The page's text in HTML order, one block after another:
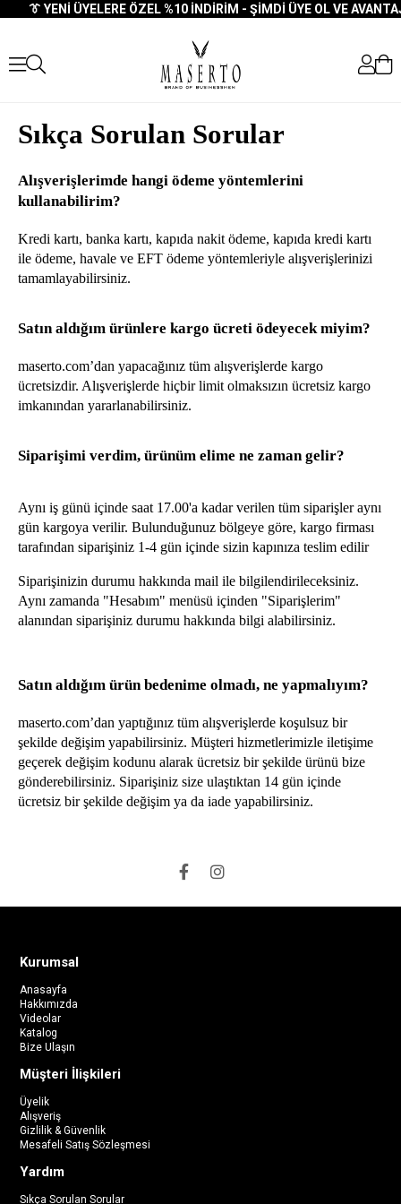
👔 YENI ÜYELERE ÖZEL %10 İNDIRIM - ŞIMDI ÜYE OL VE
Sıkça Sorulan Sorular
Alışverişlerimde hangi ödeme yöntemlerini
kullanabilirim?
Kredi kartı, banka kartı, kapıda nakit ödeme, kapıda kredi kartı
ile ödeme, havale ve EFT ödeme yöntemleriyle alışverişlerinizi
tamamlayabilirsiniz.
Satın aldığım ürünlere kargo ücreti ödeyecek miyim?
maserto.com’dan yapacağınız tüm alışverişlerde kargo
ücretsizdir. Alışverişlerde hiçbir limit olmaksızın ücretsiz kargo
imkanından yararlanabilirsiniz.
Siparişimi verdim, ürünüm elime ne zaman gelir?
Aynı iş günü içinde saat 17.00'a kadar verilen tüm siparişler aynı
gün kargoya verilir. Bulunduğunuz bölgeye göre, kargo firması
tarafından siparişiniz 1-4 gün içinde sizin kapınıza teslim edilir
Siparişinizin durumu hakkında mail ile bilgilendirileceksiniz.
Aynı zamanda "Hesabım" menüsü içinden "Siparişlerim"
alanından siparişiniz durumu hakkında bilgi alabilirsiniz.
Satın aldığım ürün bedenime olmadı, ne yapmalıyım?
maserto.com’dan yaptığınız tüm alışverişlerde koşulsuz bir
şekilde değişim yapabilirsiniz. Müşteri hizmetlerimizle iletişime
geçerek değişim kodunu alarak ücretsiz bir şekilde ürünü bize
gönderebilirsiniz. Siparişiniz size ulaştıktan 14 gün içinde
ücretsiz bir şekilde değişim ya da iade yapabilirsiniz.
Kurumsal
Anasayfa
Hakkımızda
Videolar
Katalog
Bize Ulaşın
Müşteri İlişkileri
Üyelik
Alışveriş
Gizlilik & Güvenlik
Mesafeli Satış Sözleşmesi
Yardım
Sıkça Sorulan Sorular